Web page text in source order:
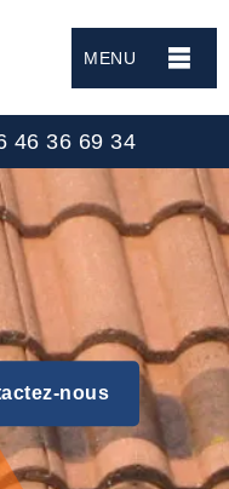
MENU
46 36 69 34
nous